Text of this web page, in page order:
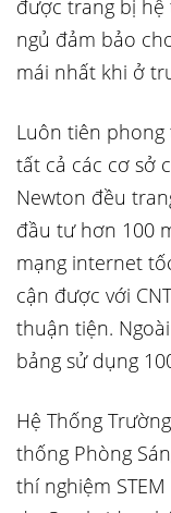
được trang bị hệ
ngủ đảm bảo
mái nhất khi ở
Luôn tiên phong
tất cả các cơ sở
Newton đều
đầu tư hơn 100
mạng internet
cận được với
thuận tiện.
bảng sử dụng
Hệ Thống
thống Phòng
thí nghiệm